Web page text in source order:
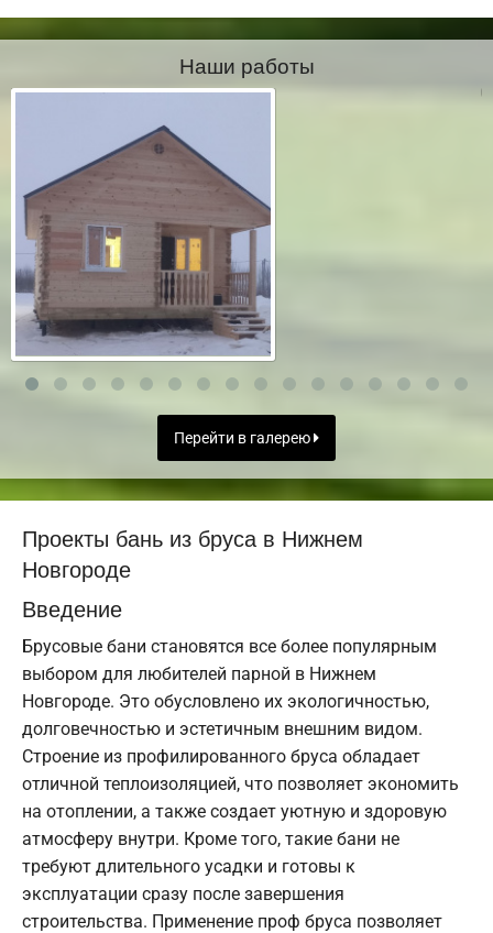
Наши работы
Перейти в галерею
Проекты бань из бруса в Нижнем
Новгороде
Введение
Брусовые бани становятся все более популярным
выбором для любителей парной в Нижнем
Новгороде. Это обусловлено их экологичностью,
долговечностью и эстетичным внешним видом.
Строение из профилированного бруса обладает
отличной теплоизоляцией, что позволяет экономить
на отоплении, а также создает уютную и здоровую
атмосферу внутри. Кроме того, такие бани не
требуют длительного усадки и готовы к
эксплуатации сразу после завершения
строительства. Применение проф бруса позволяет